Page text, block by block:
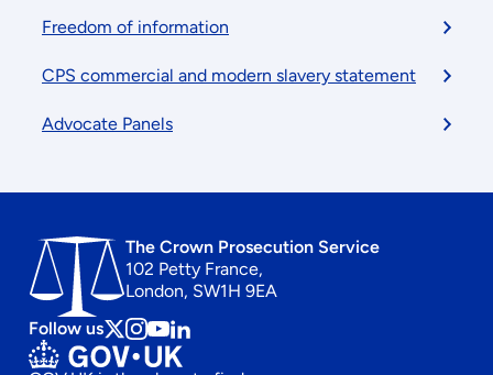
Freedom of information
CPS commercial and modern slavery statement
Advocate Panels
The Crown Prosecution Service
102 Petty France,
London, SW1H 9EA
Follow us Follow
us
Follow
us
Follow
us
Follow
us